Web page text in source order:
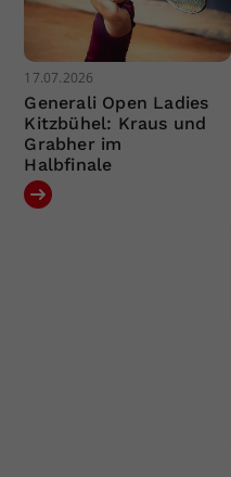
17.07.2026
Generali Open Ladies
Kitzbühel: Kraus und
Grabher im
Halbfinale